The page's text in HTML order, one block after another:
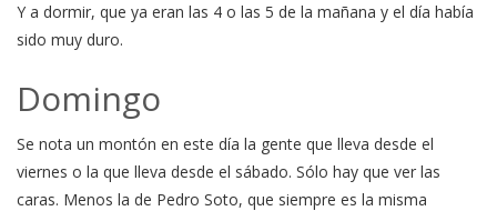
Y a dormir, que ya eran las 4 o las 5 de la mañana y el día había
sido muy duro.
Domingo
Se nota un montón en este día la gente que lleva desde el
viernes o la que lleva desde el sábado. Sólo hay que ver las
caras. Menos la de Pedro Soto, que siempre es la misma